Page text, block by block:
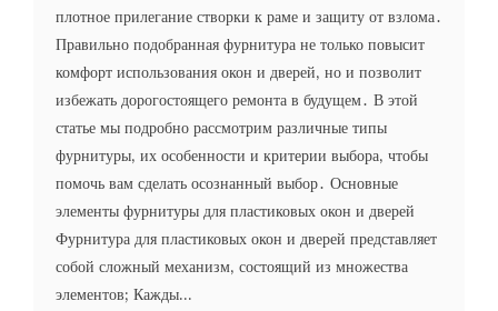
плотное прилегание створки к раме и защиту от взлома․
Правильно подобранная фурнитура не только повысит
комфорт использования окон и дверей‚ но и позволит
избежать дорогостоящего ремонта в будущем․ В этой
статье мы подробно рассмотрим различные типы
фурнитуры‚ их особенности и критерии выбора‚ чтобы
помочь вам сделать осознанный выбор․ Основные
элементы фурнитуры для пластиковых окон и дверей
Фурнитура для пластиковых окон и дверей представляет
собой сложный механизм‚ состоящий из множества
элементов; Кажды...